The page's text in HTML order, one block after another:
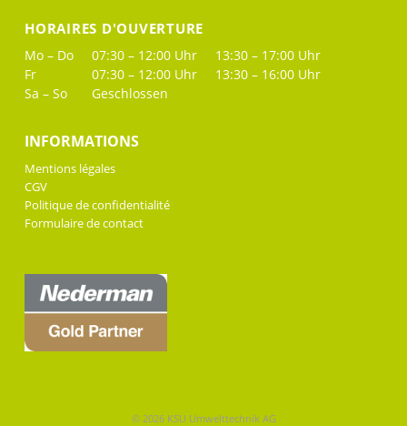
HORAIRES D'OUVERTURE
Mo – Do 07:30 – 12:00 Uhr
13:30 – 17:00 Uhr
Fr
07:30 – 12:00 Uhr
13:30 – 16:00 Uhr
Sa – So
Geschlossen
INFORMATIONS
Mentions légales
CGV
Politique de confidentialité
Formulaire de contact
© 2026 KSU Umwelttechnik AG